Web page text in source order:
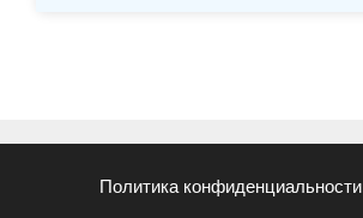
Политика конфиденциальности